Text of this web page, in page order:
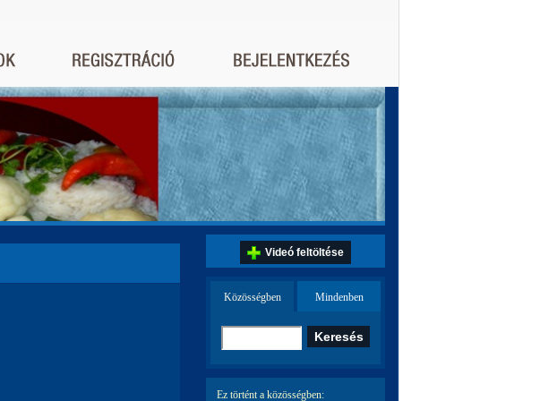
Videó feltöltése
Közösségben Mindenben
Ez történt a közösségben: